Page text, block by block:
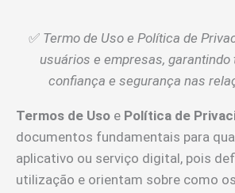
✅ Termo de Uso e Política de
usuários e empresas, garantindo
confiança e segurança nas
Termos de Uso e Política de
documentos fundamentais para
aplicativo ou serviço digital, pois
utilização e orientam sobre como